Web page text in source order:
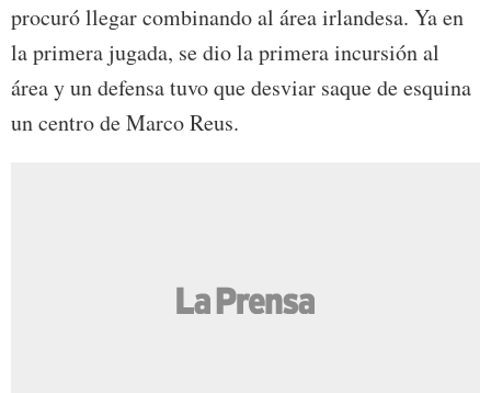
procuró llegar combinando al área irlandesa. Ya en
la primera jugada, se dio la primera incursión al
área y un defensa tuvo que desviar saque de esquina
un centro de Marco Reus.